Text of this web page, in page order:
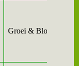
Groei & Bloei